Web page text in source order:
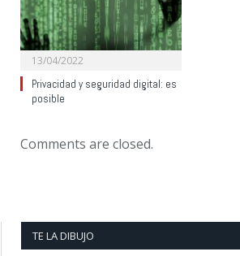
13/04/2022
Privacidad y seguridad digital: es
posible
Comments are closed.
TE LA DIBUJO